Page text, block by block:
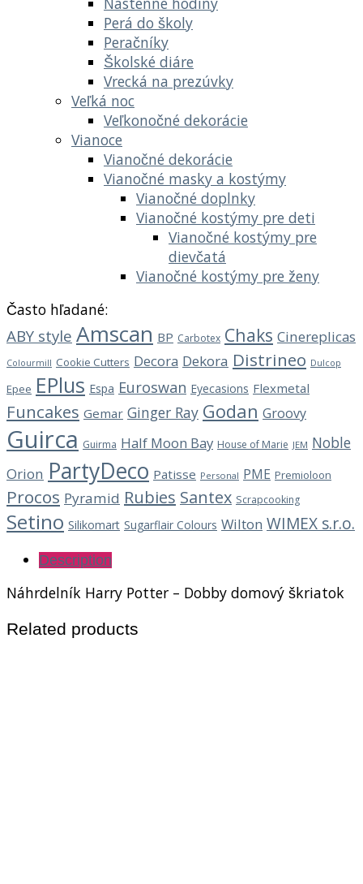
Perá do školy
Peračníky
Školské diáre
Vrecká na prezúvky
Veľká noc
Veľkonočné dekorácie
Vianoce
Vianočné dekorácie
Vianočné masky a kostýmy
Vianočné doplnky
Vianočné kostýmy pre deti
Vianočné kostýmy pre
dievčatá
Vianočné kostýmy pre ženy
Často hľadané:
ABY style Amscan BP Carbotex Chaks Cinereplicas
Colourmill Cookie Cutters Decora Dekora Distrineo Dulcop
Epee EPlus Espa Euroswan Eyecasions Flexmetal
Funcakes Gemar Ginger Ray Godan Groovy
Guirca Guirma Half Moon Bay House of Marie JEM Noble
Orion PartyDeco Patisse Personal PME Premioloon
Procos Pyramid Rubies Santex Scrapcooking
Setino Silikomart Sugarflair Colours Wilton WIMEX s.r.o.
Description
Náhrdelník Harry Potter – Dobby domový škriatok
Related products